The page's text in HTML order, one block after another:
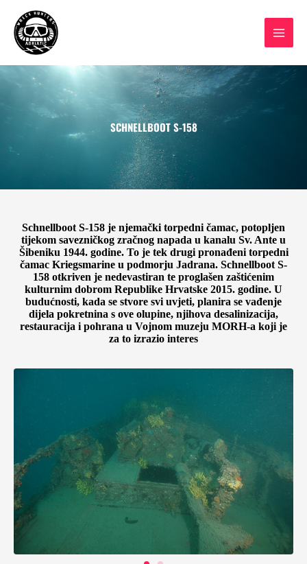
content
SCHNELLBOOT S-158
Schnellboot S-158 je njemački torpedni čamac, potopljen
tijekom savezničkog zračnog napada u kanalu Sv. Ante u
Šibeniku 1944. godine. To je tek drugi pronađeni torpedni
čamac Kriegsmarine u podmorju Jadrana. Schnellboot S-
158 otkriven je nedevastiran te proglašen zaštićenim
kulturnim dobrom Republike Hrvatske 2015. godine. U
budućnosti, kada se stvore svi uvjeti, planira se vađenje
dijela pokretnina s ove olupine, njihova desalinizacija,
restauracija i pohrana u Vojnom muzeju MORH-a koji je
za to izrazio interes